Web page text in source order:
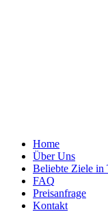
Home
Über Uns
Beliebte Ziele in
FAQ
Preisanfrage
Kontakt